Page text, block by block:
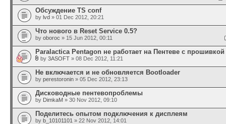
Обсуждение TS conf
by lvd » 01 Dec 2012, 20:21
Что нового в Reset Service 0.5?
by oboroc » 15 Jun 2012, 00:11
Paralactica Pentagon не работает на Пентеве с прошивкой
by 3ASOFT » 08 Dec 2012, 11:21
Не включается и не обновляется Bootloader
by perestoronin » 05 Dec 2012, 23:13
Дисководные пентевопроблемы
by DimkaM » 30 Nov 2012, 09:10
Поделитесь опытом подключения к дисплеям
by b_10101101 » 22 Nov 2012, 14:01